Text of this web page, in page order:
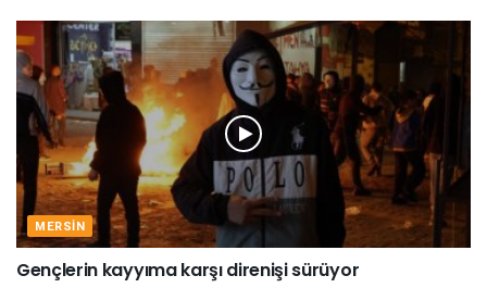
MERSIN
Gençlerin kayyıma karşı direnişi sürüyor